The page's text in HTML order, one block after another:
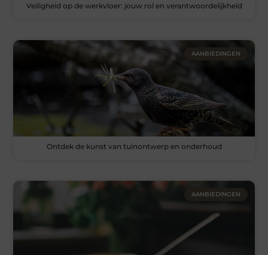
Veiligheid op de werkvloer: jouw rol en verantwoordelijkheid
AANBIEDINGEN
Ontdek de kunst van tuinontwerp en onderhoud
AANBIEDINGEN